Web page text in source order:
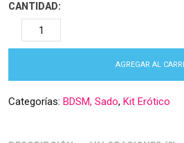
CANTIDAD:
AGREGAR AL
Categorías: BDSM, Sado, Kit Erótico